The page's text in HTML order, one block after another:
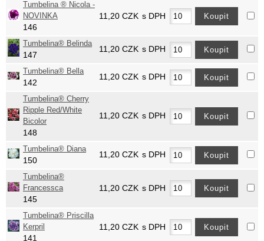
Tumbelina ® Nicola -
NOVINKA
146
11,20 CZK s DPH
Tumbelina® Belinda
147
11,20 CZK s DPH
Tumbelina® Bella
142
11,20 CZK s DPH
Tumbelina® Cherry
Ripple Red/White
Bicolor
148
11,20 CZK s DPH
Tumbelina® Diana
150
11,20 CZK s DPH
Tumbelina®
Francessca
145
11,20 CZK s DPH
Tumbelina® Priscilla
Kerpril
141
11,20 CZK s DPH